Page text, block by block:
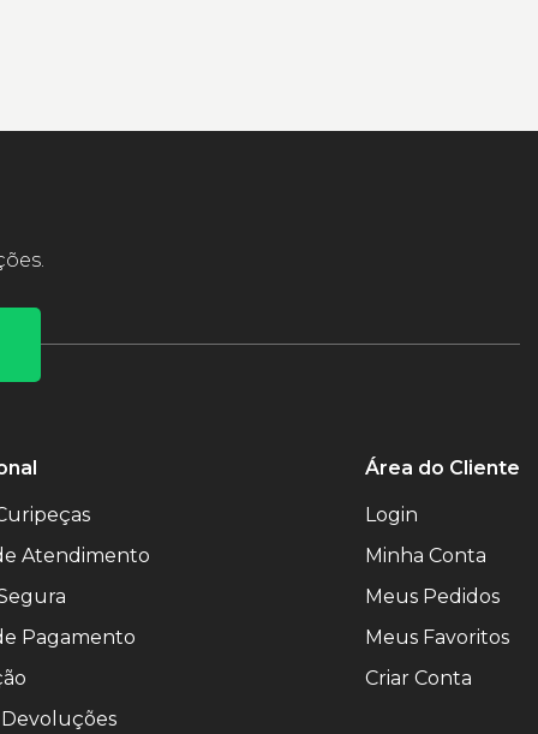
Atendimento
Pagamento
Área do Cliente
Login
Minha Conta
Meus Pedidos
Meus Favoritos
Criar Conta